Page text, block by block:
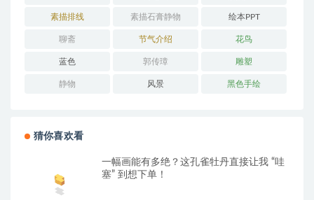
素描排线 素描石膏静物 绘本PPT
聊斋 节气介绍 花鸟
蓝色 郭传璋 雕塑
静物 风景 黑色手绘
猜你喜欢看
一幅画能有多绝？这孔雀牡丹直接让我 “哇
塞” 到想下单！